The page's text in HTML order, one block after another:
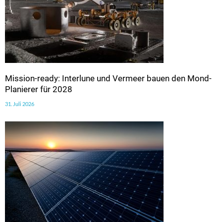
Mission-ready: Interlune und Vermeer bauen den Mond-
Planierer für 2028
31. Juli 2026